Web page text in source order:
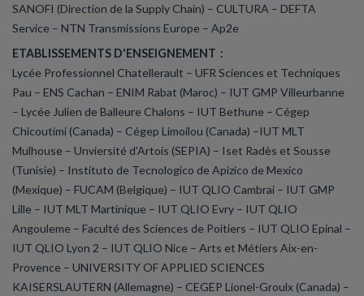
SANOFI (Direction de la Supply Chain) – CULTURA – DEFTA
Service – NTN Transmissions Europe – Ap2e
ETABLISSEMENTS D'ENSEIGNEMENT :
Lycée Professionnel Chatellerault – UFR Sciences et Techniques
Pau – ENS Cachan – ENIM Rabat (Maroc) – IUT GMP Villeurbanne
– Lycée Julien de Balleure Chalons – IUT Bethune – Cégep
Chicoutimi (Canada) – Cégep Limoilou (Canada) –IUT MLT
Mulhouse – Unviersité d'Artois (SEPIA) – Iset Radès et Sousse
(Tunisie) – Instituto de Tecnologico de Apizico de Mexico
(Mexique) – FUCAM (Belgique) – IUT QLIO Cambrai – IUT GMP
Lille – IUT MLT Martinique – IUT QLIO Evry – IUT QLIO
Angouleme – Faculté des Sciences de Poitiers – IUT QLIO Epinal –
IUT QLIO Lyon 2 – IUT QLIO Nice – Arts et Métiers Aix-en-
Provence – UNIVERSITY OF APPLIED SCIENCES
KAISERSLAUTERN (Allemagne) – CEGEP Lionel-Groulx (Canada) –